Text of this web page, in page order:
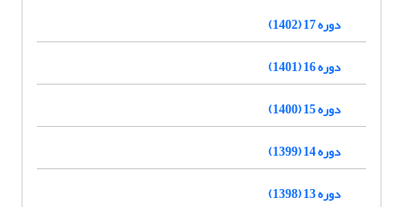
دوره 17 (1402)
دوره 16 (1401)
دوره 15 (1400)
دوره 14 (1399)
دوره 13 (1398)